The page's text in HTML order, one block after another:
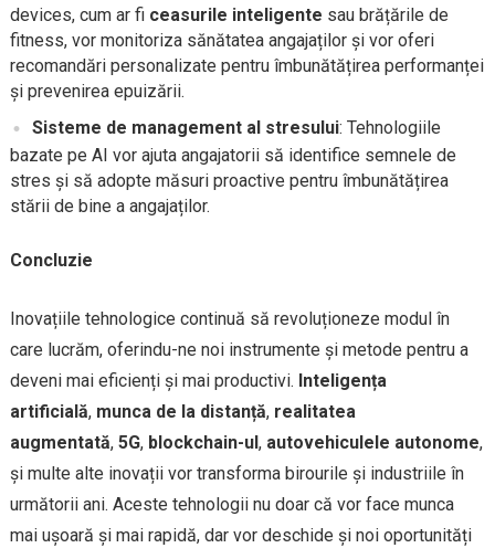
devices, cum ar fi ceasurile inteligente sau brățările de
fitness, vor monitoriza sănătatea angajaților și vor oferi
recomandări personalizate pentru îmbunătățirea performanței
și prevenirea epuizării.
Sisteme de management al stresului: Tehnologiile
bazate pe AI vor ajuta angajatorii să identifice semnele de
stres și să adopte măsuri proactive pentru îmbunătățirea
stării de bine a angajaților.
Concluzie
Inovațiile tehnologice continuă să revoluționeze modul în
care lucrăm, oferindu-ne noi instrumente și metode pentru a
deveni mai eficienți și mai productivi. Inteligența
artificială, munca de la distanță, realitatea
augmentată, 5G, blockchain-ul , autovehiculele autonome,
și multe alte inovații vor transforma birourile și industriile în
următorii ani. Aceste tehnologii nu doar că vor face munca
mai ușoară și mai rapidă, dar vor deschide și noi oportunități